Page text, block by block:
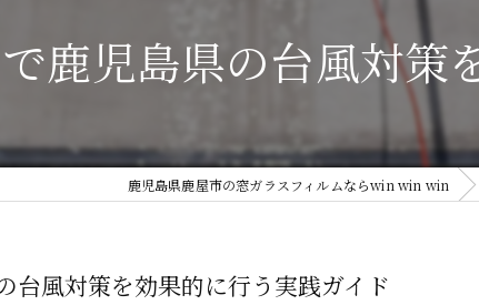
鹿児島県の台風対策
鹿児島県鹿屋市の窓ガラスフィルムならwin win win
台風対策を効果的に行う実践ガイド